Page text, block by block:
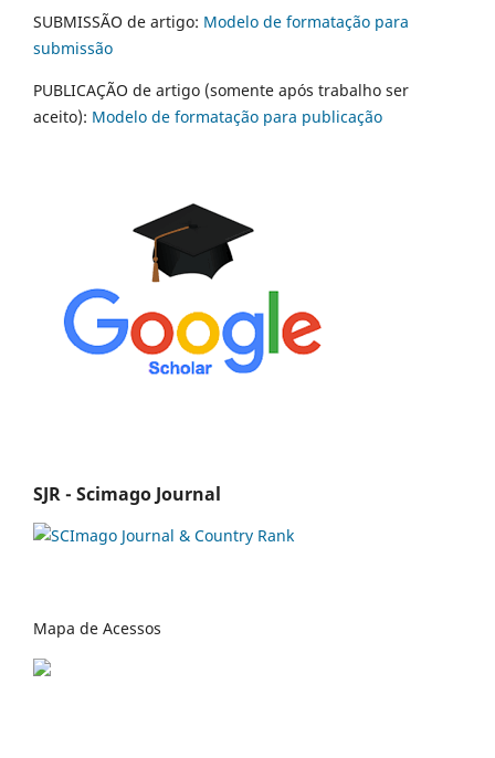
SUBMISSÃO de artigo: Modelo de formatação para
submissão
PUBLICAÇÃO de artigo (somente após trabalho ser
aceito): Modelo de formatação para publicação
SJR - Scimago Journal
Mapa de Acessos